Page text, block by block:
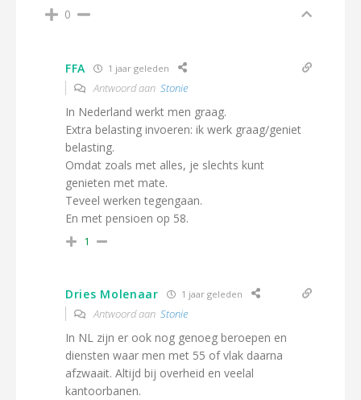
0
FFA 1 jaar geleden
Antwoord aan Stonie
In Nederland werkt men graag.
Extra belasting invoeren: ik werk graag/geniet
belasting.
Omdat zoals met alles, je slechts kunt
genieten met mate.
Teveel werken tegengaan.
En met pensioen op 58.
1
Dries Molenaar 1 jaar geleden
Antwoord aan Stonie
In NL zijn er ook nog genoeg beroepen en
diensten waar men met 55 of vlak daarna
afzwaait. Altijd bij overheid en veelal
kantoorbanen.